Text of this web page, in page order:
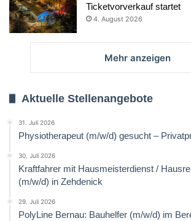
Ticketvorverkauf startet
4. August 2026
Mehr anzeigen
Aktuelle Stellenangebote
31. Juli 2026
Physiotherapeut (m/w/d) gesucht –
30. Juli 2026
Kraftfahrer mit Hausmeisterdienst /
(m/w/d) in Zehdenick
29. Juli 2026
PolyLine Bernau: Bauhelfer (m/w/d) im